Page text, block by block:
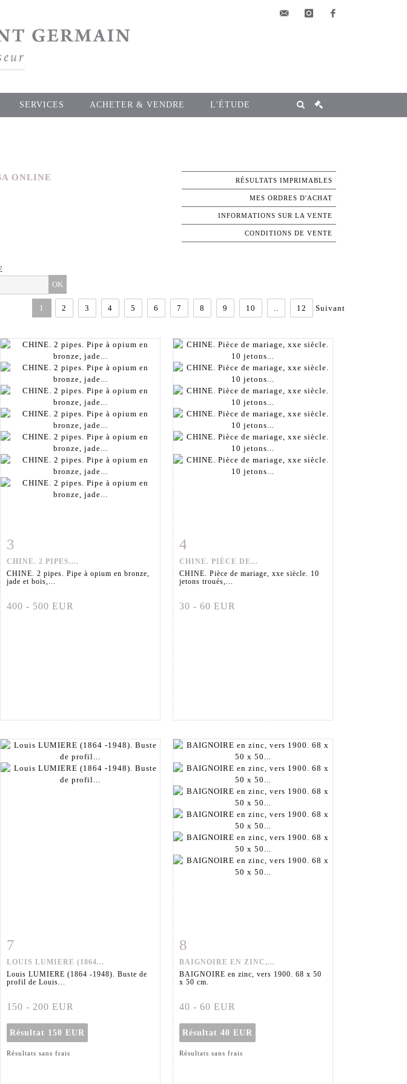
SERVICES ACHETER & VENDRE L'ÉTUDE
ONLINE
RÉSULTATS IMPRIMABLES
MES ORDRES D'ACHAT
INFORMATIONS SUR LA VENTE
CONDITIONS DE VENTE
1 2 3 4 5 6 7 8 9 10 12 Suivant
3
CHINE. 2 PIPES....
CHINE. 2 pipes. Pipe à opium en bronze,
jade et bois,...
400 - 500 EUR
4
CHINE. PIÈCE DE...
CHINE. Pièce de mariage, xxe siècle. 10
jetons troués,...
30 - 60 EUR
7
LOUIS LUMIERE (1864...
Louis LUMIERE (1864 -1948). Buste de
profil de Louis...
150 - 200 EUR
Résultat 150 EUR
Résultats sans frais
8
BAIGNOIRE EN ZINC,...
BAIGNOIRE en zinc, vers 1900. 68 x 50
x 50 cm.
40 - 60 EUR
Résultat 40 EUR
Résultats sans frais